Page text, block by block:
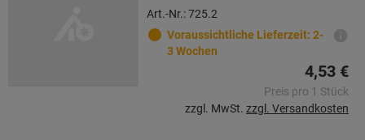
Art.-Nr.: 725.2
Voraussichtliche Lieferzeit: 2-
3 Wochen
4,53 €
Preis pro 1 Stück
zzgl. MwSt. zzgl. Versandkosten